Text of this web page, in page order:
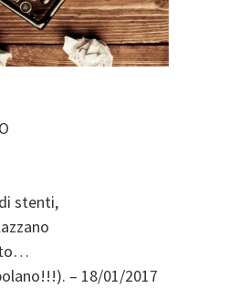
stenti,
– 18/01/2017